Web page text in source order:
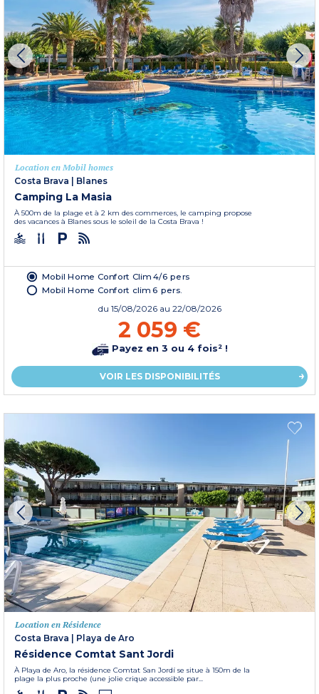
Location en Mobil homes
Costa Brava | Blanes
Camping La Masia
À 500m de la plage et à 2 km des commerces, le camping propose
des vacances à Blanes sous le soleil de la Costa Brava !
Mobil Home Confort Clim 4/6 pers
Mobil Home Confort clim 6 pers.
du 15/08/2026 au 22/08/2026
2 059 €
Payez en 3 ou 4 fois² !
VOIR LES DISPONIBILITÉS
Location en Résidence
Costa Brava
Playa de Aro
Résidence Comtat Sant Jordi
À Playa de Aro, la résidence Comtat San Jordí se situe à 150m de la
plage la plus proche (une jolie crique accessible par...